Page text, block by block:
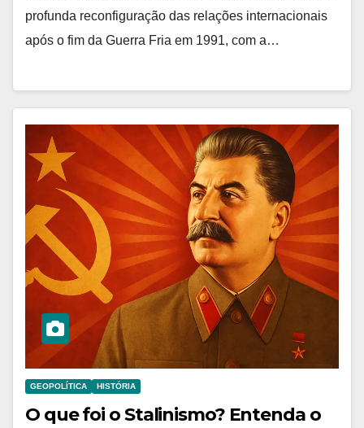
profunda reconfiguração das relações internacionais
após o fim da Guerra Fria em 1991, com a…
GEOPOLÍTICA HISTÓRIA
O que foi o Stalinismo? Entenda o